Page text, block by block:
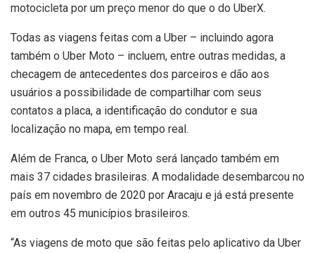
motocicleta por um preço menor do que o do UberX.
Todas as viagens feitas com a Uber – incluindo agora
também o Uber Moto – incluem, entre outras medidas, a
checagem de antecedentes dos parceiros e dão aos
usuários a possibilidade de compartilhar com seus
contatos a placa, a identificação do condutor e sua
localização no mapa, em tempo real.
Além de Franca, o Uber Moto será lançado também em
mais 37 cidades brasileiras. A modalidade desembarcou no
país em novembro de 2020 por Aracaju e já está presente
em outros 45 municípios brasileiros.
“As viagens de moto que são feitas pelo aplicativo da Uber